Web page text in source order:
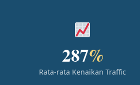
287%
Rata-rata Kenaikan Traffic